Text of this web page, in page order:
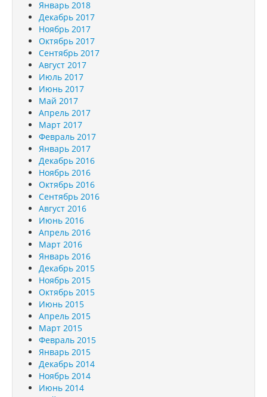
Январь 2018
Декабрь 2017
Ноябрь 2017
Октябрь 2017
Сентябрь 2017
Август 2017
Июль 2017
Июнь 2017
Май 2017
Апрель 2017
Март 2017
Февраль 2017
Январь 2017
Декабрь 2016
Ноябрь 2016
Октябрь 2016
Сентябрь 2016
Август 2016
Июнь 2016
Апрель 2016
Март 2016
Январь 2016
Декабрь 2015
Ноябрь 2015
Октябрь 2015
Июнь 2015
Апрель 2015
Март 2015
Февраль 2015
Январь 2015
Декабрь 2014
Ноябрь 2014
Июнь 2014